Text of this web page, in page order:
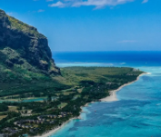
beheren
uitbesteden
voor groeiende
voor